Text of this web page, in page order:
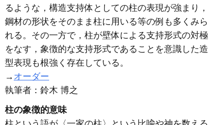
るような，構造支持体としての柱の表現が強まり，
鋼材の形状をそのまま柱に用いる等の例も多くみら
れる。その一方で，柱が壁体による支持形式の対極
をなす，象徴的な支持形式であることを意識した造
型表現も根強く存在している。
→ オーダー
執筆者： 鈴木 博之
柱の象徴的意味